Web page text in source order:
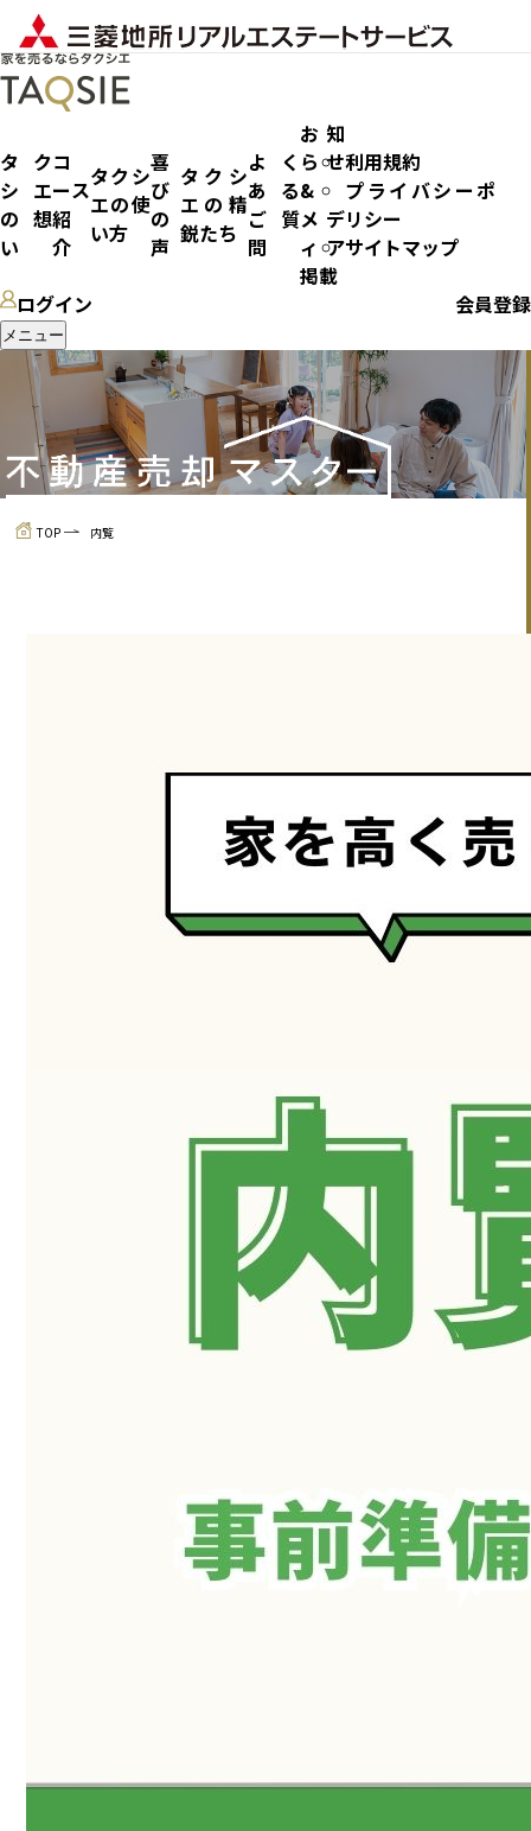
タク
シエ
の想
い
コ
ース
紹
介
タクシ
エの使
い方
喜
び
の
声
タクシ
エの精
鋭たち
よく
ある
ご質
問
お知
らせ
&
メデ
ィア
掲載
利用規約
プライバシーポ
リシー
サイトマップ
ログイン
会員登録
メニュー
内覧
TOP 内覧